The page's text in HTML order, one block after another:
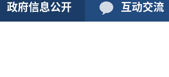
政府信息公开 互动交流